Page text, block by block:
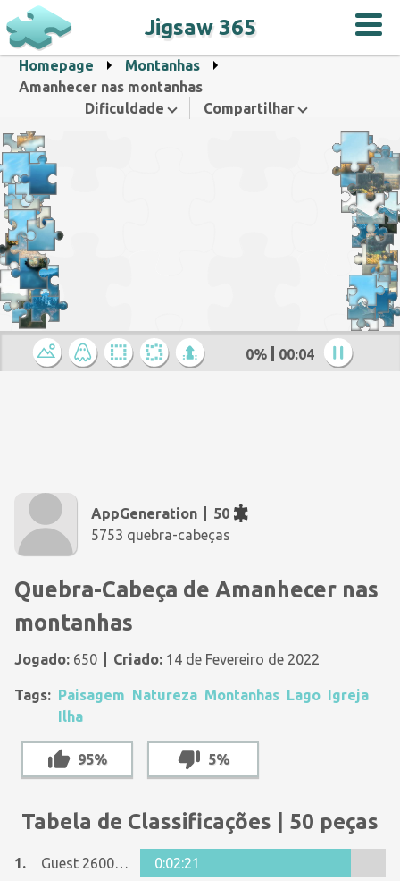
Jigsaw 365
Homepage
Montanhas
Amanhecer nas montanhas
Dificuldade
Compartilhar
0% 00:05
AppGeneration
50
5753 quebra-cabeças
Quebra-Cabeça de Amanhecer nas
montanhas
Jogado: 650 Criado: 14 de Fevereiro de 2022
Tags: Paisagem Natureza Montanhas Lago Igreja
Ilha
95% 5%
Tabela de Classificações | 50 peças
1. Guest 26005481
0:02:21